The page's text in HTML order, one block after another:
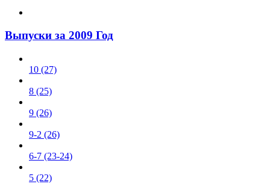
Выпуски за 2009 Год
10 (27)
8 (25)
9 (26)
9-2 (26)
6-7 (23-24)
5 (22)